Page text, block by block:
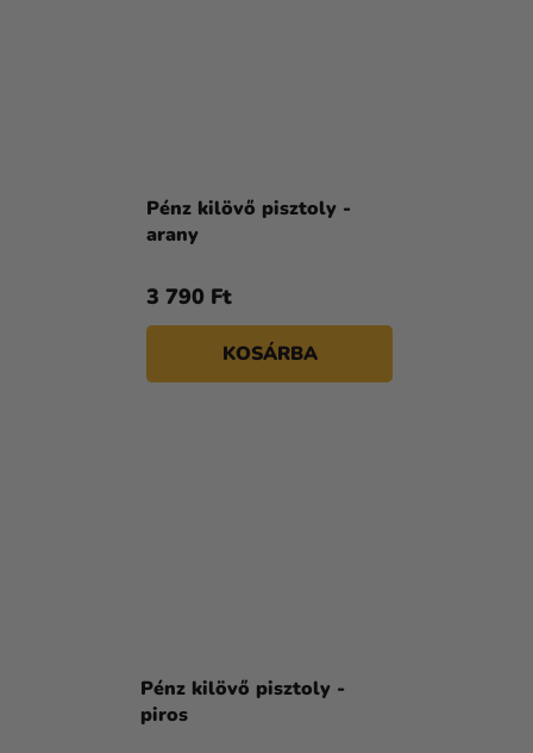
Pénz kilövő pisztoly -
arany
3 790 Ft
KOSÁRBA
Pénz kilövő pisztoly -
piros